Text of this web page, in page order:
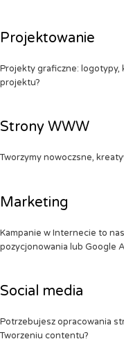
Projektowanie
Projekty graficzne:
projektu?
Strony WWW
Tworzymy nowoczsne,
Marketing
Kampanie w Internecie to
pozycjonowania lub Google
Social media
Potrzebujesz opracowania
Tworzeniu contentu?